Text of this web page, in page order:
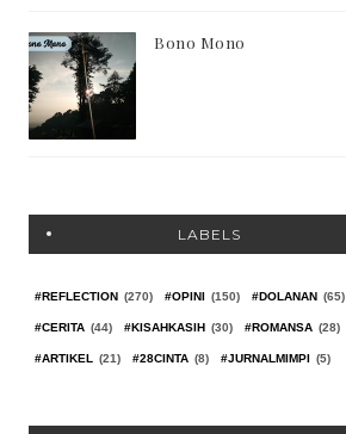
Bono Mono
LABELS
#REFLECTION (270) #OPINI (150) #DOLANAN (65)
#CERITA (44) #KISAHKASIH (30) #ROMANSA (28)
#ARTIKEL (21) #28CINTA (8) #JURNALMIMPI (5)